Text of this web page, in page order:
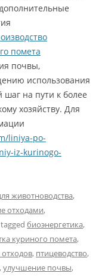
помета
почвы,
использования
на пути к более
хозяйству. Для
liniya-po-
iz-kurinogo-
животноводства,
отходами,
биоэнергетика,
куриного помета,
, птицеводство,
,улучшение почвы,